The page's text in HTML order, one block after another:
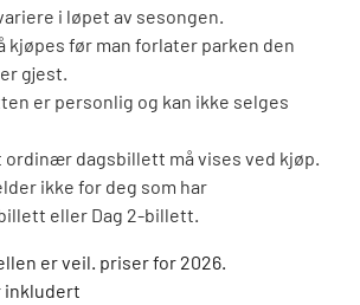
i løpet av sesongen.
kjøpes før man forlater parken den
gjest.
er personlig og kan ikke selges
ordinær dagsbillett må vises ved kjøp.
ikke for deg som har
eller Dag 2-billett.
er veil. priser for 2026.
inkludert